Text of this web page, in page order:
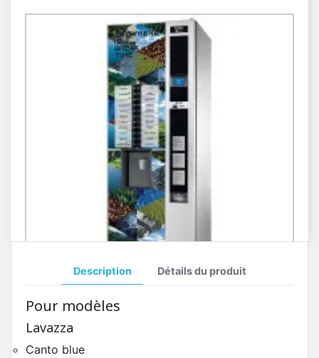
Pièces Détachées Distributeur Automatique
Description Détails du produit
Pour modèles
Lavazza
Canto blue